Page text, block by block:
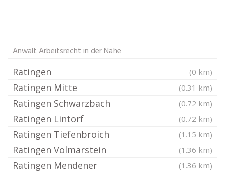
Anwalt Arbeitsrecht in der Nähe
Ratingen (0 km)
Ratingen Mitte (0.31 km)
Ratingen Schwarzbach (0.72 km)
Ratingen Lintorf (0.72 km)
Ratingen Tiefenbroich (1.15 km)
Ratingen Volmarstein (1.36 km)
Ratingen Mendener (1.36 km)